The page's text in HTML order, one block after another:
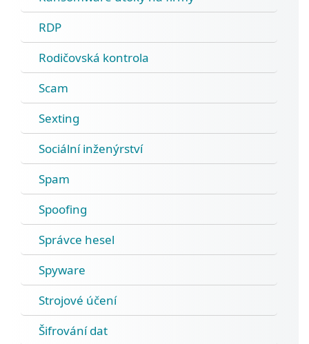
RDP
Rodičovská kontrola
Scam
Sexting
Sociální inženýrství
Spam
Spoofing
Správce hesel
Spyware
Strojové účení
Šifrování dat